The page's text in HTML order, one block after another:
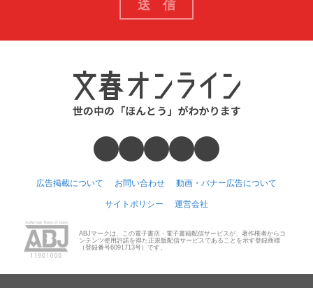
広告掲載について お問い合わせ 動画・バナー広告について
サイトポリシー 運営会社
ABJマークは、この電子書店・電子書籍配信サービスが、著作権者からコ
ンテンツ使用許諾を得た正規版配信サービスであることを示す登録商標
（登録番号6091713号）です。